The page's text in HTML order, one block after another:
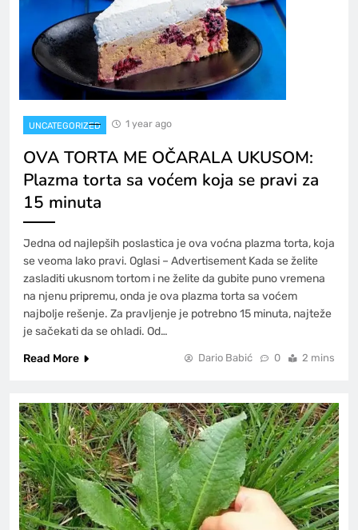
UNCATEGORIZED 1 year ago
OVA TORTA ME OČARALA UKUSOM:
Plazma torta sa voćem koja se pravi za
15 minuta
Jedna od najlepših poslastica je ova voćna plazma torta, koja
se veoma lako pravi. Oglasi – Advertisement Kada se želite
zasladiti ukusnom tortom i ne želite da gubite puno vremena
na njenu pripremu, onda je ova plazma torta sa voćem
najbolje rešenje. Za pravljenje je potrebno 15 minuta, najteže
je sačekati da se ohladi. Od…
Read More
Dario Babić 0 2 mins